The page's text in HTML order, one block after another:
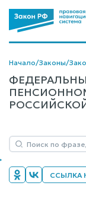
Начало/Законы/
РОССИЙСКОЙ
ССЫЛКА